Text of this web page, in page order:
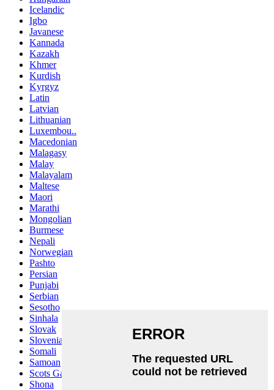
Icelandic
Igbo
Javanese
Kannada
Kazakh
Khmer
Kurdish
Kyrgyz
Latin
Latvian
Lithuanian
Luxembou..
Macedonian
Malagasy
Malay
Malayalam
Maltese
Maori
Marathi
Mongolian
Burmese
Nepali
Norwegian
Pashto
Persian
Punjabi
Serbian
Sesotho
Sinhala
Slovak
Slovenian
Somali
Samoan
Scots Gaelic
Shona